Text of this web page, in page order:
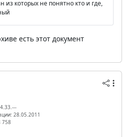
из которых не понятно кто и где,
есть этот документ
28.05.2011
758